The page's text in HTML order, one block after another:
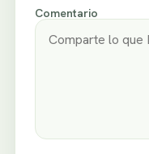
Comentario